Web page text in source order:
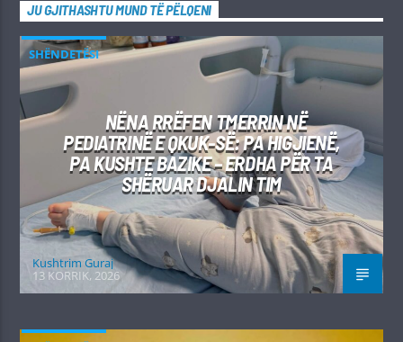
JU GJITHASHTU MUND TË PËLQENI
SHËNDETËSI
NËNA RRËFEN TMERRIN NË
PEDIATRINË E QKUK-SË: PA HIGJIENË,
PA KUSHTE BAZIKE – ERDHA PËR TA
SHËRUAR DJALIN TIM
Kushtrim Guraj
13 KORRIK, 2026